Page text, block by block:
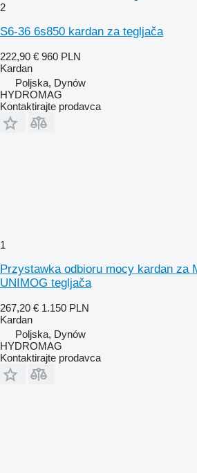
2
S6-36 6s850 kardan za tegljača
222,90 € 960 PLN
Kardan
Poljska, Dynów
HYDROMAG
Kontaktirajte prodavca
1
Przystawka odbioru mocy kardan za
UNIMOG tegljača
267,20 € 1.150 PLN
Kardan
Poljska, Dynów
HYDROMAG
Kontaktirajte prodavca